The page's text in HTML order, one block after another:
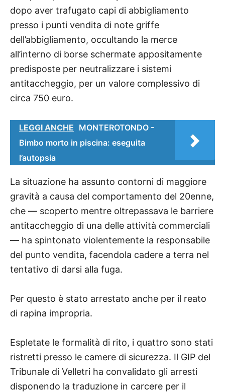
dopo aver trafugato capi di abbigliamento
presso i punti vendita di note griffe
dell’abbigliamento, occultando la merce
all’interno di borse schermate appositamente
predisposte per neutralizzare i sistemi
antitaccheggio, per un valore complessivo di
circa 750 euro.
LEGGI ANCHE MONTEROTONDO -
Bimbo morto in piscina: eseguita
l’autopsia
La situazione ha assunto contorni di maggiore
gravità a causa del comportamento del 20enne,
che — scoperto mentre oltrepassava le barriere
antitaccheggio di una delle attività commerciali
— ha spintonato violentemente la responsabile
del punto vendita, facendola cadere a terra nel
tentativo di darsi alla fuga.
Per questo è stato arrestato anche per il reato
di rapina impropria.
Espletate le formalità di rito, i quattro sono stati
ristretti presso le camere di sicurezza. Il GIP del
Tribunale di Velletri ha convalidato gli arresti
disponendo la traduzione in carcere per il